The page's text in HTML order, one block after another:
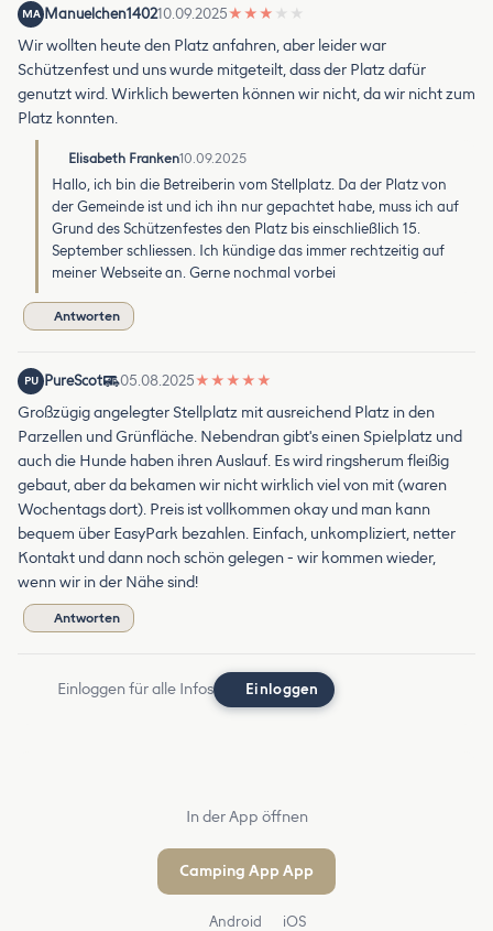
MA Manuelchen140210.09.2025★ ★ ★ ★ ★
Wir wollten heute den Platz anfahren, aber leider war
Schützenfest und uns wurde mitgeteilt, dass der Platz dafür
genutzt wird. Wirklich bewerten können wir nicht, da wir nicht zum
Platz konnten.
Elisabeth Franken10.09.2025
Hallo, ich bin die Betreiberin vom Stellplatz. Da der Platz von
der Gemeinde ist und ich ihn nur gepachtet habe, muss ich auf
Grund des Schützenfestes den Platz bis einschließlich 15.
September schliessen. Ich kündige das immer rechtzeitig auf
meiner Webseite an. Gerne nochmal vorbei
Antworten
PU PureScot 05.08.2025★ ★ ★ ★ ★
Großzügig angelegter Stellplatz mit ausreichend Platz in den
Parzellen und Grünfläche. Nebendran gibt's einen Spielplatz und
auch die Hunde haben ihren Auslauf. Es wird ringsherum fleißig
gebaut, aber da bekamen wir nicht wirklich viel von mit (waren
Wochentags dort). Preis ist vollkommen okay und man kann
bequem über EasyPark bezahlen. Einfach, unkompliziert, netter
Kontakt und dann noch schön gelegen - wir kommen wieder,
wenn wir in der Nähe sind!
Antworten
Einloggen für alle Infos Einloggen
In der App öffnen
Camping App App
Android iOS